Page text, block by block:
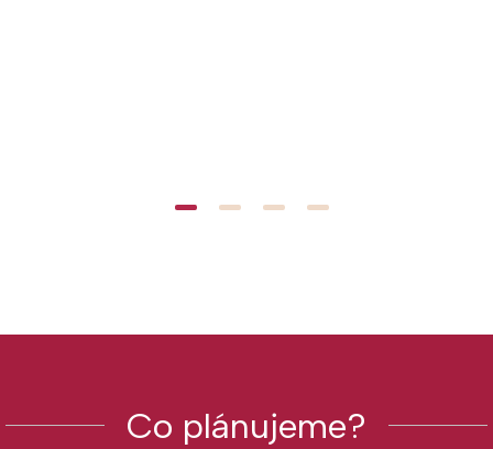
Co plánujeme?